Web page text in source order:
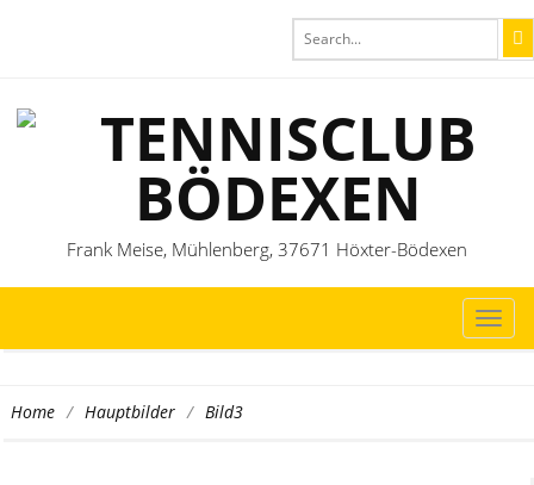
Frank Meise, Mühlenberg, 37671 Höxter-Bödexen
Home / Hauptbilder / Bild3